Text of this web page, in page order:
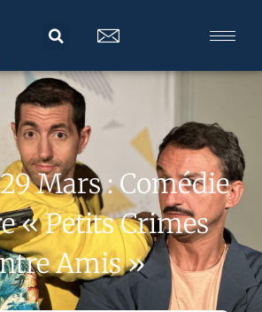
Mars : Comédie
« Petits Crimes
Amis »